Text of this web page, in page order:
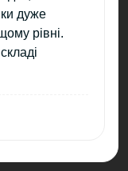
дуже
рівні.